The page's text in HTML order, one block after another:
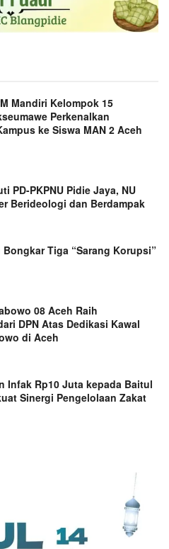
Mandiri Kelompok 15
Perkenalkan
ke Siswa MAN 2 Aceh
PD-PKPNU Pidie Jaya, NU
Berideologi dan Berdampak
Tiga “Sarang Korupsi”
08 Aceh Raih
DPN Atas Dedikasi Kawal
di Aceh
Infak Rp10 Juta kepada Baitul
Sinergi Pengelolaan Zakat